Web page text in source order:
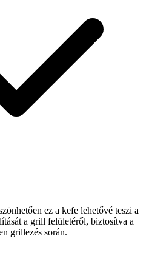
ez a kefe lehetővé teszi a
a grill felületéről, biztosítva a
grillezés során.